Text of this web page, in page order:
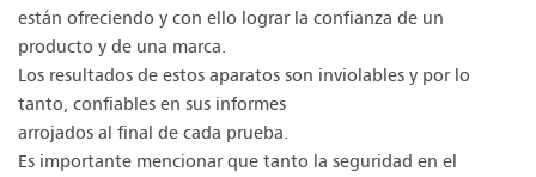
están ofreciendo y con ello lograr la confianza de un
producto y de una marca.
Los resultados de estos aparatos son inviolables y por lo
tanto, confiables en sus informes
arrojados al final de cada prueba.
Es importante mencionar que tanto la seguridad en el